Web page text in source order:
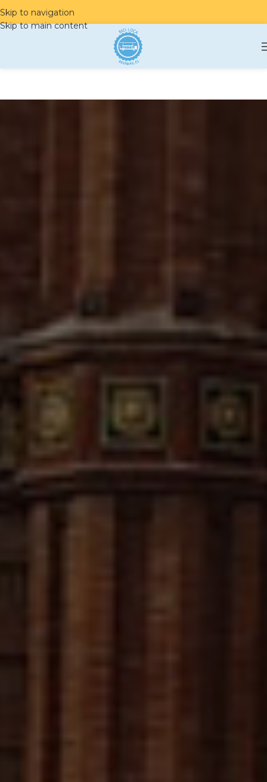
Skip to navigation
Skip to main content